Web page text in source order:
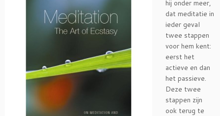
hij onder meer,
dat meditatie in
ieder geval
twee stappen
voor hem kent:
eerst het
actieve en dan
het passieve.
Deze twee
stappen zijn
ook terug te